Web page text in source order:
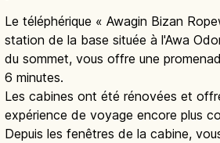
Le téléphérique « Awagin Bizan
station de la base située à l'Awa
du sommet, vous offre une
6 minutes.
Les cabines ont été rénovées et
expérience de voyage encore plus
Depuis les fenêtres de la cabine,